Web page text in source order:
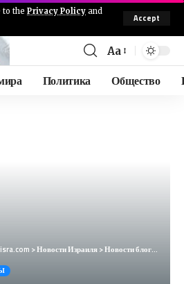
to the Privacy Policy and
Accept
Aa
Политика Общество
>Новости Израиля>Новости блогосферы